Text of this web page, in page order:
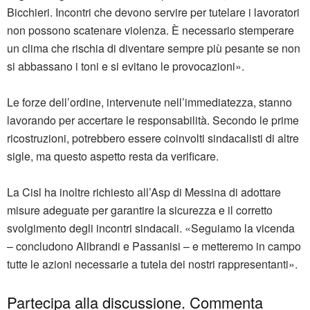
Bicchieri. Incontri che devono servire per tutelare i lavoratori
non possono scatenare violenza. È necessario stemperare
un clima che rischia di diventare sempre più pesante se non
si abbassano i toni e si evitano le provocazioni».
Le forze dell’ordine, intervenute nell’immediatezza, stanno
lavorando per accertare le responsabilità. Secondo le prime
ricostruzioni, potrebbero essere coinvolti sindacalisti di altre
sigle, ma questo aspetto resta da verificare.
La Cisl ha inoltre richiesto all’Asp di Messina di adottare
misure adeguate per garantire la sicurezza e il corretto
svolgimento degli incontri sindacali. «Seguiamo la vicenda
– concludono Alibrandi e Passanisi – e metteremo in campo
tutte le azioni necessarie a tutela dei nostri rappresentanti».
Partecipa alla discussione. Commenta